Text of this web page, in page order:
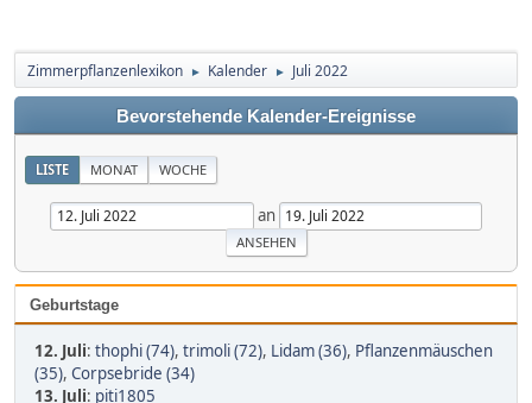
Zimmerpflanzenlexikon ► Kalender ► Juli 2022
Bevorstehende Kalender-Ereignisse
LISTE MONAT WOCHE
an
Geburtstage
12. Juli: thophi (74), trimoli (72), Lidam (36), Pflanzenmäuschen
(35), Corpsebride (34)
13. Juli: piti1805